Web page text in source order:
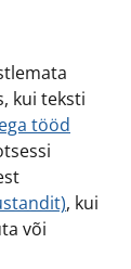
kui teksti
tööd
, kui
või